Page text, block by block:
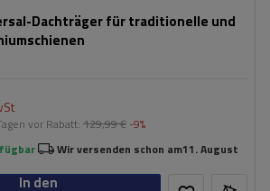
Dachträger für traditionelle und
vor Rabatt: 129,99 € -9%
Wir versenden schon am11. August
In den